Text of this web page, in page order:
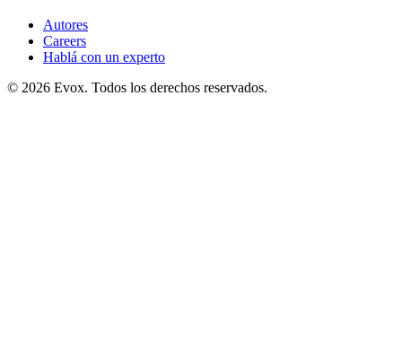
Autores
Careers
Hablá con un experto
© 2026 Evox. Todos los derechos reservados.